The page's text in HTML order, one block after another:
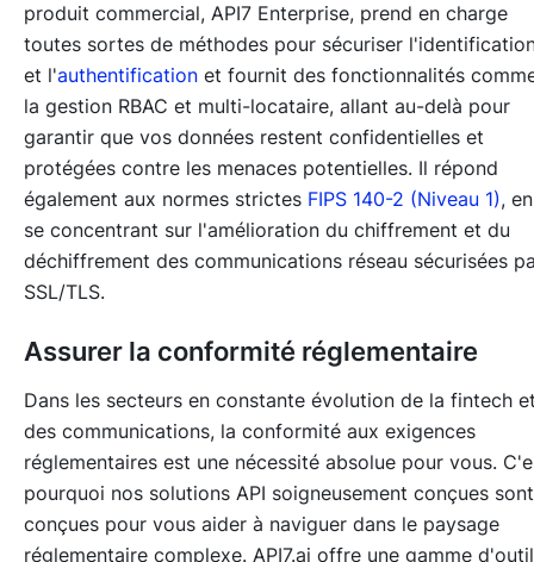
produit commercial, API7 Enterprise, prend en charge
toutes sortes de méthodes pour sécuriser
et l'authentification et fournit des fonctionnalités
la gestion RBAC et multi-locataire, allant au-delà pour
garantir que vos données restent confidentielles et
protégées contre les menaces potentielles. Il répond
également aux normes strictes FIPS 140-2 (Niveau 1), en
se concentrant sur l'amélioration du chiffrement et du
déchiffrement des communications réseau sécurisées
SSL/TLS.
Assurer la conformité réglementaire
Dans les secteurs en constante évolution de la fintech
des communications, la conformité aux exigences
réglementaires est une nécessité absolue pour vous.
pourquoi nos solutions API soigneusement conçues sont
conçues pour vous aider à naviguer dans le paysage
réglementaire complexe. API7.ai offre une gamme